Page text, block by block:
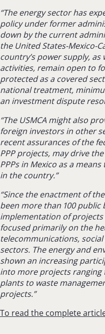
“The energy sector has
policy under former
down by the current
the United States-Mexico-
country’s power supply,
activities, remain open to
protected as a covered
national treatment,
an investment dispute
“The USMCA might also
foreign investors in other
recent assurances of the
PPP projects, may drive
PPPs in Mexico as a
in the country.”
“Since the enactment of
been more than 100 public
implementation of
focused primarily on the
telecommunications,
sectors. The energy and
shown an increasing
into more projects
plants to waste
projects.”
To read the complete